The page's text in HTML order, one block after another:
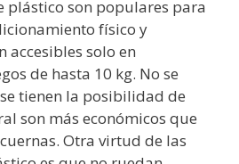
plástico son populares para
físico y
accesibles solo en
de hasta 10 kg. No se
tienen la posibilidad de
son más económicos que
Otra virtud de las